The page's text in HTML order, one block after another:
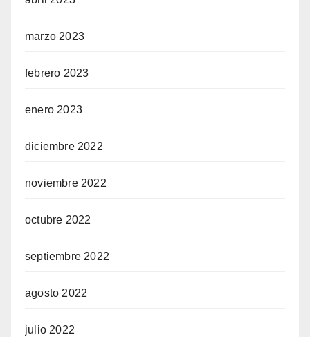
marzo 2023
febrero 2023
enero 2023
diciembre 2022
noviembre 2022
octubre 2022
septiembre 2022
agosto 2022
julio 2022